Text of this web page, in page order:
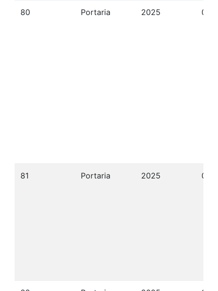
80 Portaria 2025 05/
81 Portaria 2025 05/